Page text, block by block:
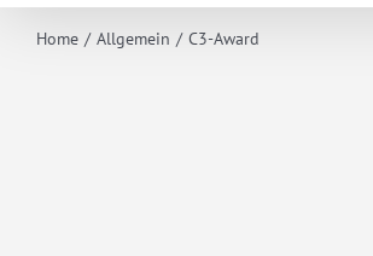
Home Allgemein C3-Award